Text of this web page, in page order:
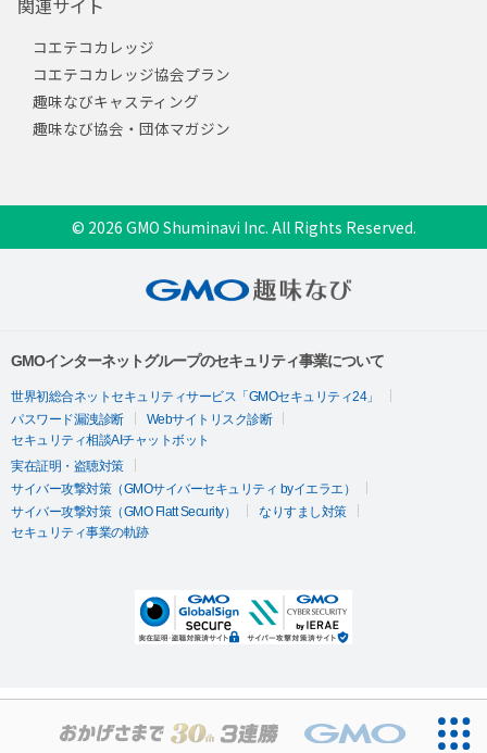
関連サイト
コエテコカレッジ
コエテコカレッジ協会プラン
趣味なびキャスティング
趣味なび協会・団体マガジン
© 2026 GMO Shuminavi Inc. All Rights Reserved.